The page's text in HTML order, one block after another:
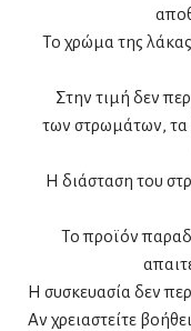
Το χρώμα της
Στην τιμή δεν
των στρωμάτων, τα
Η διάσταση του
Το προϊόν
Η συσκευασία δεν
Αν χρειαστείτε